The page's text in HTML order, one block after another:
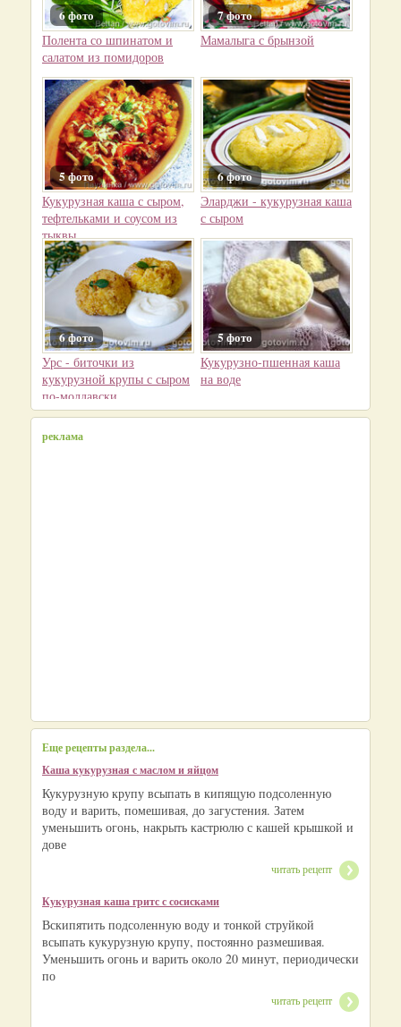
6 фото
Полента со шпинатом и
салатом из помидоров
7 фото
Мамалыга с брынзой
5 фото
Кукурузная каша с сыром,
тефтельками и соусом из
тыквы
6 фото
Эларджи - кукурузная каша
с сыром
6 фото
Урс - биточки из
кукурузной крупы с сыром
по-молдавски
5 фото
Кукурузно-пшенная каша
на воде
реклама
Еще рецепты раздела...
Каша кукурузная с маслом и яйцом
Кукурузную крупу всыпать в кипящую подсоленную
воду и варить, помешивая, до загустения. Затем
уменьшить огонь, накрыть кастрюлю с кашей крышкой и
дове
читать рецепт
Кукурузная каша гритс с сосисками
Вскипятить подсоленную воду и тонкой струйкой
всыпать кукурузную крупу, постоянно размешивая.
Уменьшить огонь и варить около 20 минут, периодически
по
читать рецепт